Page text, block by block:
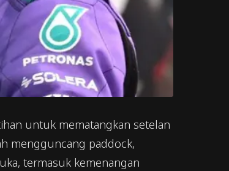
untuk mematangkan setelan
mengguncang paddock,
termasuk kemenangan